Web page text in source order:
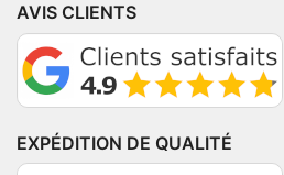
AVIS CLIENTS
EXPÉDITION DE QUALITÉ